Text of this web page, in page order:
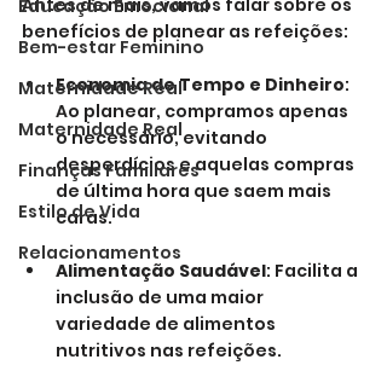
Educação Emocional
Bem-estar Feminino
Maternidade Real
Maternidade Real
Finanças Familiares
Estilo de Vida
Relacionamentos
Antes de mais, vamos falar sobre os
benefícios de planear as refeições:
Economia de Tempo e Dinheiro:
Ao planear, compramos apenas
o necessário, evitando
desperdícios e aquelas compras
de última hora que saem mais
caras.
Alimentação Saudável: Facilita a
inclusão de uma maior
variedade de alimentos
nutritivos nas refeições.